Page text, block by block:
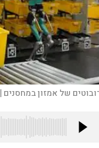
של אמזון במחסנים |